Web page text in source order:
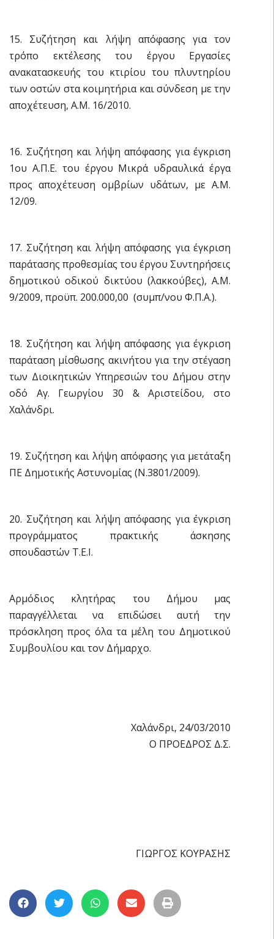
15. Συζήτηση και λήψη απόφασης για τον
τρόπο εκτέλεσης του έργου Εργασίες
ανακατασκευής του κτιρίου του πλυντηρίου
των οστών στα κοιμητήρια και σύνδεση με την
αποχέτευση, Α.Μ. 16/2010.
16. Συζήτηση και λήψη απόφασης για έγκριση
1ου Α.Π.Ε. του έργου Μικρά υδραυλικά έργα
προς αποχέτευση ομβρίων υδάτων, με Α.Μ.
12/09.
17. Συζήτηση και λήψη απόφασης για έγκριση
παράτασης προθεσμίας του έργου Συντηρήσεις
δημοτικού οδικού δικτύου (λακκούβες), Α.Μ.
9/2009, προϋπ. 200.000,00  (συμπ/νου Φ.Π.Α.).
18. Συζήτηση και λήψη απόφασης για έγκριση
παράταση μίσθωσης ακινήτου για την στέγαση
των Διοικητικών Υπηρεσιών του Δήμου στην
οδό Αγ. Γεωργίου 30 & Αριστείδου, στο
Χαλάνδρι.
19. Συζήτηση και λήψη απόφασης για μετάταξη
ΠΕ Δημοτικής Αστυνομίας (Ν.3801/2009).
20. Συζήτηση και λήψη απόφασης για έγκριση
προγράμματος πρακτικής άσκησης
σπουδαστών Τ.Ε.Ι.
Αρμόδιος κλητήρας του Δήμου μας
παραγγέλλεται να επιδώσει αυτή την
πρόσκληση προς όλα τα μέλη του Δημοτικού
Συμβουλίου και τον Δήμαρχο.
Χαλάνδρι, 24/03/2010
Ο ΠΡΟΕΔΡΟΣ Δ.Σ.
ΓΙΩΡΓΟΣ ΚΟΥΡΑΣΗΣ